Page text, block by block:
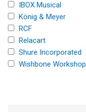
IBOX Musical
König & Meyer
RCF
Relacart
Shure Incorporated
Wishbone Workshop